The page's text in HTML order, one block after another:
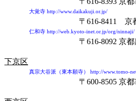
大覚寺 http://www.daikakuji.or.jp/
〒616-8411 京
仁和寺 http://web.kyoto-inet.or.jp/org/ninnaji/
〒616-8092 京
下京区
真宗大谷派（東本願寺） http://www.tomo-
〒600-8505 京